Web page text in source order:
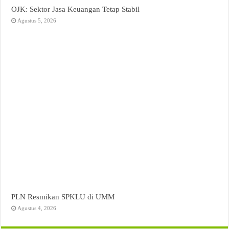
OJK: Sektor Jasa Keuangan Tetap Stabil
Agustus 5, 2026
PLN Resmikan SPKLU di UMM
Agustus 4, 2026